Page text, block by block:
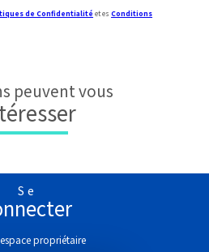
de Confidentialité et es Conditions
peuvent vous
Se
espace propriétaire